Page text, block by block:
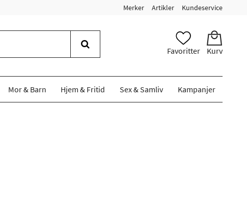
Merker Artikler Kundeservice
Favoritter Kurv
Mor & Barn Hjem & Fritid Sex & Samliv Kampanjer